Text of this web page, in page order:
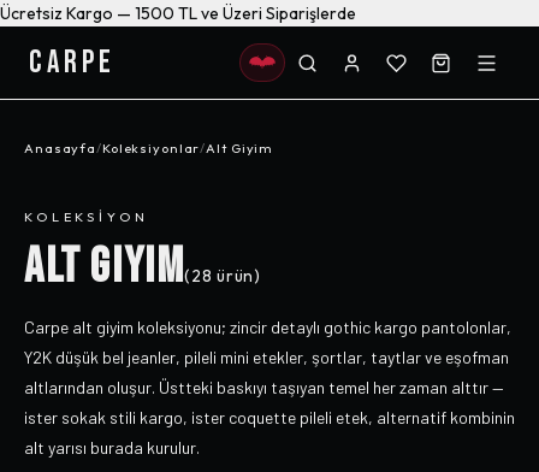
Ücretsiz Kargo — 1500 TL ve Üzeri Siparişlerde
CARPE
Anasayfa/Koleksiyonlar/Alt Giyim
KOLEKSIYON
ALT GIYIM(28 ürün)
Carpe alt giyim koleksiyonu; zincir detaylı gothic kargo pantolonlar,
Y2K düşük bel jeanler, pileli mini etekler, şortlar, taytlar ve eşofman
altlarından oluşur. Üstteki baskıyı taşıyan temel her zaman alttır —
ister sokak stili kargo, ister coquette pileli etek, alternatif kombinin
alt yarısı burada kurulur.